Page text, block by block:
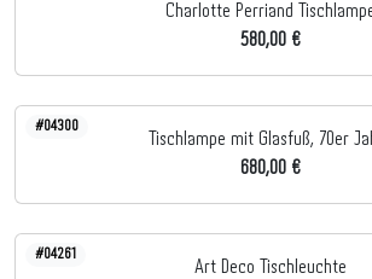
Charlotte Perriand
580,00 €
#04300
Tischlampe mit Glasfuß, 70er
680,00 €
#04261
Art Deco Tischleuchte